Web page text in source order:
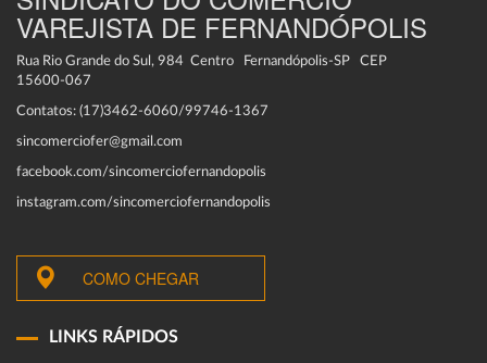
VAREJISTA DE FERNANDÓPOLIS
Rua Rio Grande do Sul, 984 Centro Fernandópolis-SP CEP
15600-067
Contatos: (17)3462-6060/99746-1367
sincomerciofer@gmail.com
facebook.com/sincomerciofernandopolis
instagram.com/sincomerciofernandopolis
COMO CHEGAR
LINKS RÁPIDOS